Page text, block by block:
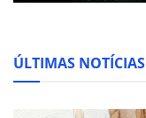
ÚLTIMAS NOTÍCIAS